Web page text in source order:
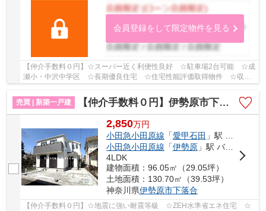
会員登録をして限定物件を見る
【仲介手数料０円】☆スーパー近く利便性良好 ☆駐車場2台可能 ☆成
瀬小・中沢中学区 ☆長期優良住宅 ☆住宅性能評価取得物件 ☆収納
売買 | 新築一戸建
【仲介手数料０円】伊勢原市下落合 新築一戸建て
2,850万円
小田急小田原線 「愛甲石田 」駅 バス15分 「下落合（神奈川県）」 停歩2分
小田急小田原線 「伊勢原」駅 バス19分 「下落合（神奈川県）」 停歩2分
4LDK
建物面積：96.05㎡（29.05坪）
土地面積：130.70㎡（39.53坪）
神奈川県伊勢原市下落合
【仲介手数料０円】☆地震に強い耐震等級 ☆ZEH水準省エネ住宅 ☆